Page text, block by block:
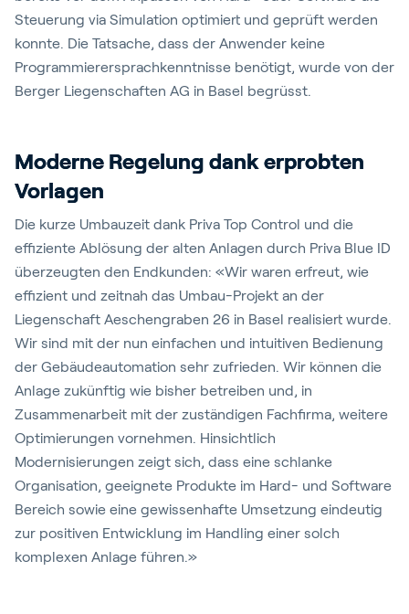
Steuerung via Simulation optimiert und geprüft werden
konnte. Die Tatsache, dass der Anwender keine
Programmierersprachkenntnisse benötigt, wurde von der
Berger Liegenschaften AG in Basel begrüsst.
Moderne Regelung dank erprobten
Vorlagen
Die kurze Umbauzeit dank Priva Top Control und die
effiziente Ablösung der alten Anlagen durch Priva Blue ID
überzeugten den Endkunden: «Wir waren erfreut, wie
effizient und zeitnah das Umbau-Projekt an der
Liegenschaft Aeschengraben 26 in Basel realisiert wurde.
Wir sind mit der nun einfachen und intuitiven Bedienung
der Gebäudeautomation sehr zufrieden. Wir können die
Anlage zukünftig wie bisher betreiben und, in
Zusammenarbeit mit der zuständigen Fachfirma, weitere
Optimierungen vornehmen. Hinsichtlich
Modernisierungen zeigt sich, dass eine schlanke
Organisation, geeignete Produkte im Hard- und Software
Bereich sowie eine gewissenhafte Umsetzung eindeutig
zur positiven Entwicklung im Handling einer solch
komplexen Anlage führen.»